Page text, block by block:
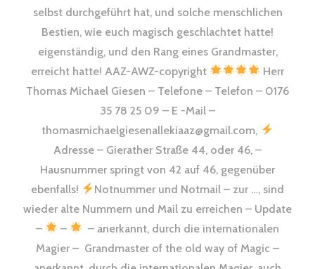
selbst durchgeführt hat, und solche menschlichen
Bestien, wie euch magisch geschlachtet hatte!
eigenständig, und den Rang eines Grandmaster,
erreicht hatte! AAZ-AWZ-copyright
Herr
Thomas Michael Giesen – Telefone – Telefon – 0176
35 78 25 09 – E -Mail –
thomasmichaelgiesenallekiaaz@gmail.com,
Adresse – Gierather Straße 44, oder 46, –
Hausnummer springt von 42 auf 46, gegenüber
ebenfalls!
Notnummer und Notmail – zur …, sind
wieder alte Nummern und Mail zu erreichen – Update
–
–
– anerkannt, durch die internationalen
Magier – Grandmaster of the old way of Magic –